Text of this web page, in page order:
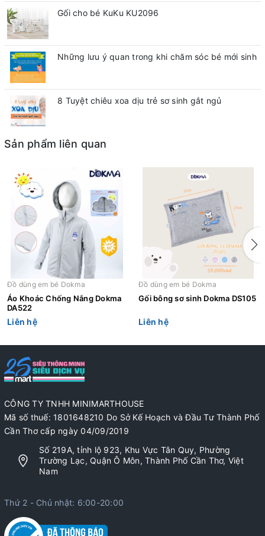
Gối cho bé KuKu KU2096
Những lưu ý quan trong khi chăm sóc bé mới sinh
8 Tuyệt chiêu xoa dịu trẻ sơ sinh gắt ngủ
Sản phẩm liên quan
Đồ dùng em bé Dokma
Áo Khoác Chống Nắng Dokma
DA522
Liên hệ
Đồ dùng em bé Dokma
Gối bông sơ sinh Dokma DS105
Liên hệ
CÔNG TY TNHH MINIMARTHOUSE
Mã số thuế: 1801648210 Do Sở Kế Hoạch và Đầu Tư Thành Phố
Cần Thơ cấp ngày 04/09/2019
Số 219A, tỉnh lộ 923, Khu Vực Tân Quy, Phường
Trường Lạc, Quận Ô Môn, Thành Phố Cần Thơ, Việt
Nam
Thứ 2 - Chủ nhật: 6:00-20:00